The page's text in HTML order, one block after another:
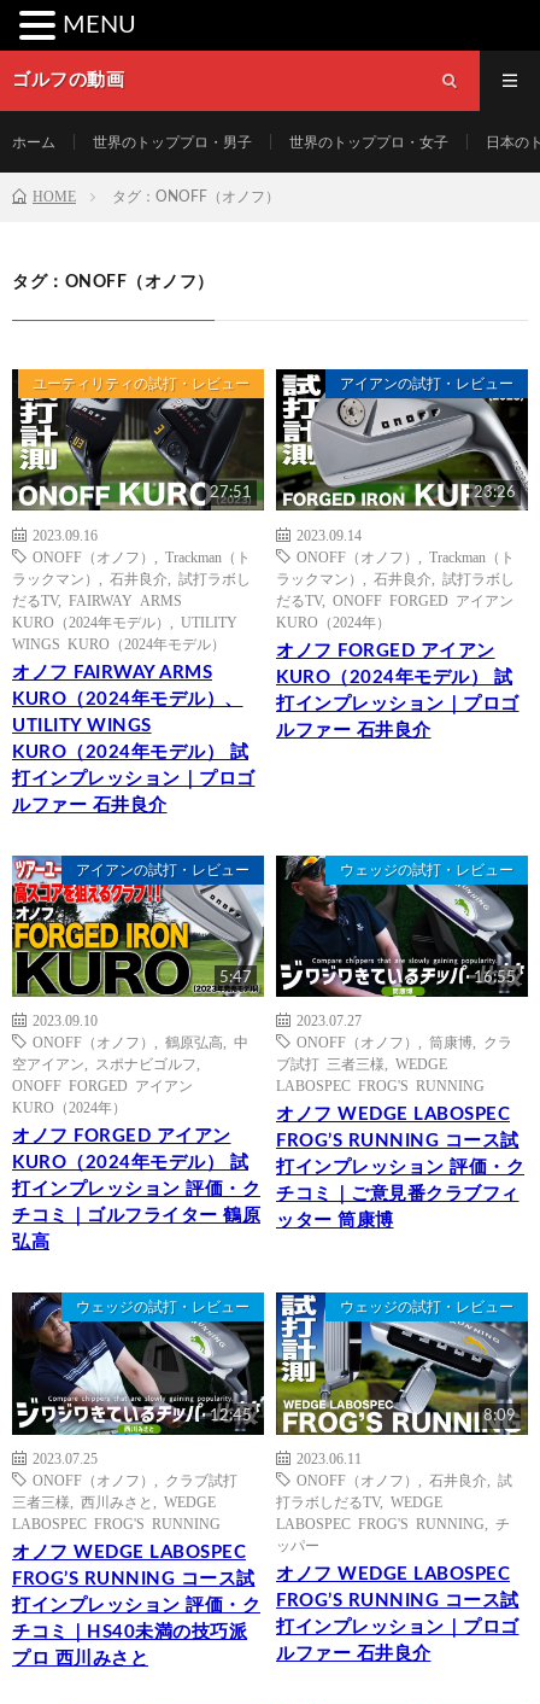
ゴルフの動画
ホーム 世界のトッププロ・男子 世界のトッププロ・女子 日本の
HOME タグ：ONOFF（オノフ）
タグ：ONOFF（オノフ）
ユーティリティの試打・レビュー
27:51
2023.09.16
ONOFF（オノフ）
Trackman（ト
ラックマン）
石井良介
試打ラボし
だるTV, FAIRWAY ARMS
KURO（2024年モデル）
UTILITY
WINGS KURO（2024年モデル）
オノフ FAIRWAY ARMS
KURO（2024年モデル）、
UTILITY WINGS
KURO（2024年モデル） 試
打インプレッション｜プロゴ
ルファー 石井良介
アイアンの試打・レビュー
23:26
2023.09.14
ONOFF（オノフ）
Trackman（ト
ラックマン）
石井良介
試打ラボし
だるTV, ONOFF FORGED アイアン
KURO（2024年）
オノフ FORGED アイアン
KURO（2024年モデル） 試
打インプレッション｜プロゴ
ルファー 石井良介
アイアンの試打・レビュー
5:47
2023.09.10
ONOFF（オノフ）
鶴原弘高
中
空アイアン
スポナビゴルフ
ONOFF FORGED アイアン
KURO（2024年）
オノフ FORGED アイアン
KURO（2024年モデル） 試
打インプレッション 評価・ク
チコミ｜ゴルフライター 鶴原
弘高
ウェッジの試打・レビュー
16:55
2023.07.27
ONOFF（オノフ）
筒康博
クラ
ブ試打 三者三様
WEDGE
LABOSPEC FROG'S RUNNING
オノフ WEDGE LABOSPEC
FROG’S RUNNING コース試
打インプレッション 評価・ク
チコミ｜ご意見番クラブフィ
ッター 筒康博
ウェッジの試打・レビュー
12:45
2023.07.25
ONOFF（オノフ）
クラブ試打
三者三様
西川みさと
WEDGE
LABOSPEC FROG'S RUNNING
オノフ WEDGE LABOSPEC
FROG’S RUNNING コース試
打インプレッション 評価・ク
チコミ｜HS40未満の技巧派
プロ 西川みさと
ウェッジの試打・レビュー
8:09
2023.06.11
ONOFF（オノフ）
石井良介
試
打ラボしだるTV, WEDGE
LABOSPEC FROG'S RUNNING
チ
ッパー
オノフ WEDGE LABOSPEC
FROG’S RUNNING コース試
打インプレッション｜プロゴ
ルファー 石井良介
MENU